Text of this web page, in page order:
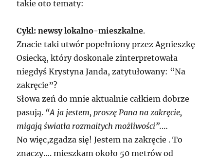
takie oto tematy:
Cykl: newsy lokalno-mieszkalne.
Znacie taki utwór popełniony przez Agnieszkę
Osiecką, który doskonale zinterpretowała
niegdyś Krystyna Janda, zatytułowany: “Na
zakręcie”?
Słowa zeń do mnie aktualnie całkiem dobrze
pasują. “A ja jestem, proszę Pana na zakręcie,
migają światła rozmaitych możliwości”.…
No więc,zgadza się! Jestem na zakręcie . To
znaczy…. mieszkam około 50 metrów od